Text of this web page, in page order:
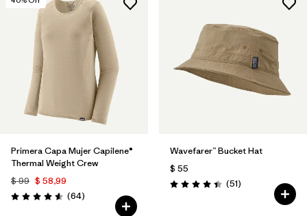
Primera Capa Mujer Capilene®
Thermal Weight Crew
$ 99 $ 58,99
Valoración: 4.6 / 5
(64Comentarios
)
Wavefarer™ Bucket Hat
$ 55
Valoración: 4.4 / 5
(51Comentarios
)